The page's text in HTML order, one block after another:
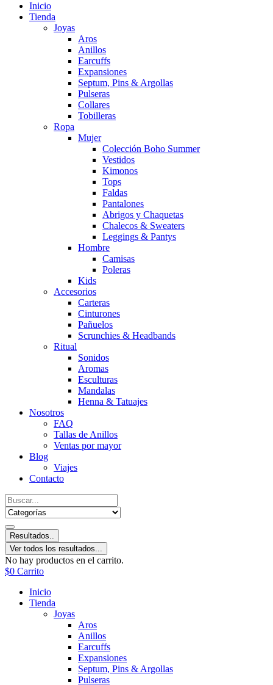
Inicio
Tienda
Joyas
Aros
Anillos
Earcuffs
Expansiones
Septum, Pins & Argollas
Pulseras
Collares
Tobilleras
Ropa
Mujer
Colección Boho Summer
Vestidos
Kimonos
Tops
Faldas
Pantalones
Abrigos y Chaquetas
Chalecos & Sweaters
Leggings & Pantys
Hombre
Camisas
Poleras
Kids
Accesorios
Carteras
Cinturones
Pañuelos
Scrunchies & Headbands
Ritual
Sonidos
Aromas
Esculturas
Mandalas
Henna & Tatuajes
Nosotros
FAQ
Tallas de Anillos
Ventas por mayor
Blog
Viajes
Contacto
Resultados..
Ver todos los resultados...
No hay productos en el carrito.
$0 Carrito
Inicio
Tienda
Joyas
Aros
Anillos
Earcuffs
Expansiones
Septum, Pins & Argollas
Pulseras